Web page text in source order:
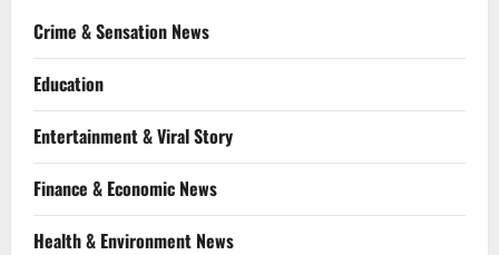
Crime & Sensation News
Education
Entertainment & Viral Story
Finance & Economic News
Health & Environment News